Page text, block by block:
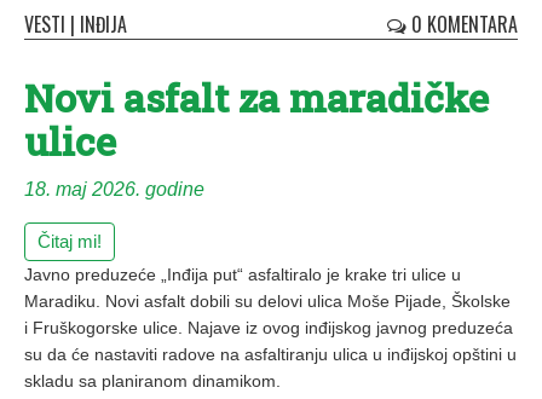
VESTI | INĐIJA 0 KOMENTARA
Novi asfalt za maradičke
ulice
18. maj 2026. godine
Čitaj mi!
Javno preduzeće „Inđija put“ asfaltiralo je krake tri ulice u
Maradiku. Novi asfalt dobili su delovi ulica Moše Pijade, Školske
i Fruškogorske ulice. Najave iz ovog inđijskog javnog preduzeća
su da će nastaviti radove na asfaltiranju ulica u inđijskoj opštini u
skladu sa planiranom dinamikom.